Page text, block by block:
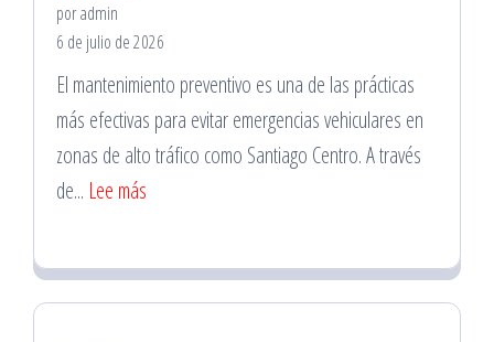
en
La
Florida
para
Emergencias
por admin
6 de julio de 2026
El mantenimiento preventivo es una de las prácticas
más efectivas para evitar emergencias vehiculares en
zonas de alto tráfico como Santiago Centro. A través
de... Lee más
Santiago